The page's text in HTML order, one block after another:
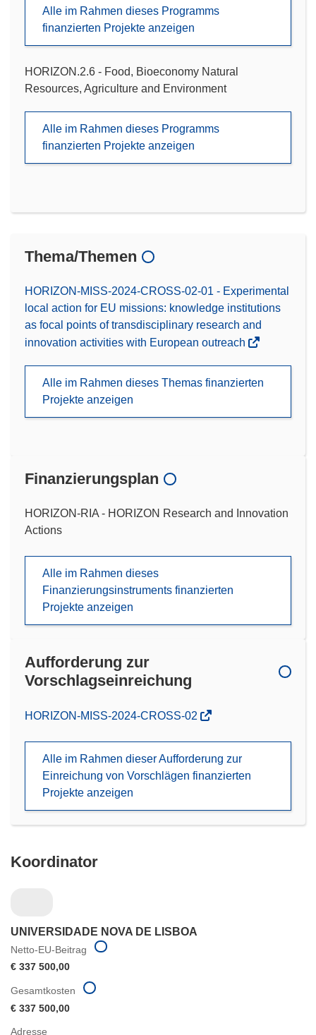
Alle im Rahmen dieses Programms
finanzierten Projekte anzeigen
HORIZON.2.6 - Food, Bioeconomy Natural
Resources, Agriculture and Environment
Alle im Rahmen dieses Programms
finanzierten Projekte anzeigen
Thema/Themen
HORIZON-MISS-2024-CROSS-02-01 - Experimental
local action for EU missions: knowledge institutions
as focal points of transdisciplinary research and
innovation activities with European outreach
Alle im Rahmen dieses Themas finanzierten
Projekte anzeigen
Finanzierungsplan
HORIZON-RIA - HORIZON Research and Innovation
Actions
Alle im Rahmen dieses
Finanzierungsinstruments finanzierten
Projekte anzeigen
Aufforderung zur
Vorschlagseinreichung
(öffnet
Fenster)
HORIZON-MISS-2024-CROSS-02
Alle im Rahmen dieser Aufforderung zur
Einreichung von Vorschlägen finanzierten
Projekte anzeigen
Koordinator
UNIVERSIDADE NOVA DE LISBOA
Netto-EU-Beitrag
€ 337 500,00
Adresse
Gesamtkosten
€ 337 500,00